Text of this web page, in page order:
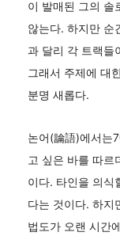
이 발매된 그의 솔
않는다. 하지만 순
과 달리 각 트랙들
그래서 주제에 대
분명 새롭다.
논어(論語)에서는
고 싶은 바를 따르
이다. 타인을 의식
다는 것이다. 하지
법도가 오랜 시간